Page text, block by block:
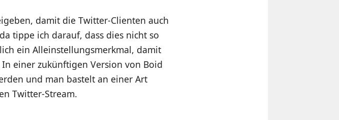
damit die Twitter-Clienten auch
tippe ich darauf, dass dies nicht so
ein Alleinstellungsmerkmal, damit
einer zukünftigen Version von Boid
und man bastelt an einer Art
Twitter-Stream.